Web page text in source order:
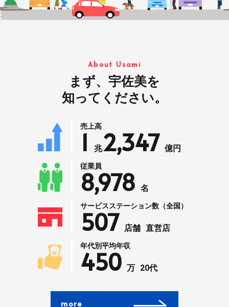
About Usami
まず、宇佐美を
知ってください。
売上高
1 兆2,347 億円
従業員
8,978 名
サービスステーション数（全国）
507 店舗 直営店
年代別平均年収
450 万 20代
more